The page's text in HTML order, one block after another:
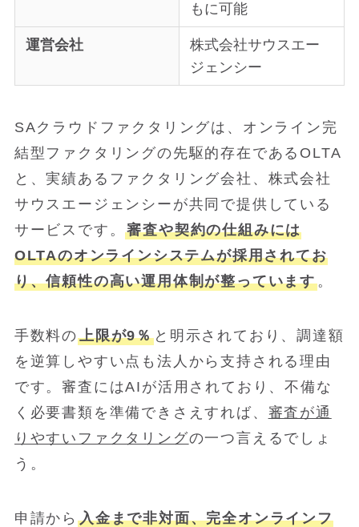
もに可能
運営会社
株式会社サウスエー
ジェンシー
SAクラウドファクタリングは、オンライン完
結型ファクタリングの先駆的存在であるOLTA
と、実績あるファクタリング会社、株式会社
サウスエージェンシーが共同で提供している
サービスです。審査や契約の仕組みには
OLTAのオンラインシステムが採用されてお
り、信頼性の高い運用体制が整っています。
手数料の上限が9％ と明示されており、調達額
を逆算しやすい点も法人から支持される理由
です。審査にはAIが活用されており、不備な
く必要書類を準備できさえすれば、 審査が通
りやすいファクタリングの一つ言えるでしょ
う。
申請から入金まで非対面、完全オンラインフ